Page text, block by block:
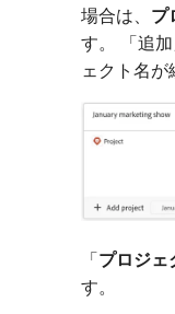
場合は、 プ
す。 「追
ェクト名が
「プロジェ
す。